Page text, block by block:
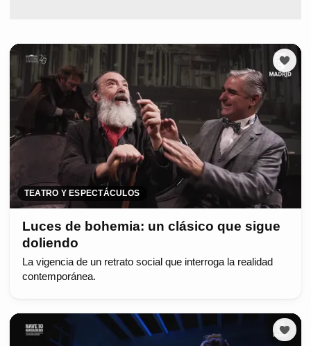
TEATRO Y ESPECTÁCULOS
Luces de bohemia: un clásico que sigue
doliendo
La vigencia de un retrato social que interroga la realidad
contemporánea.